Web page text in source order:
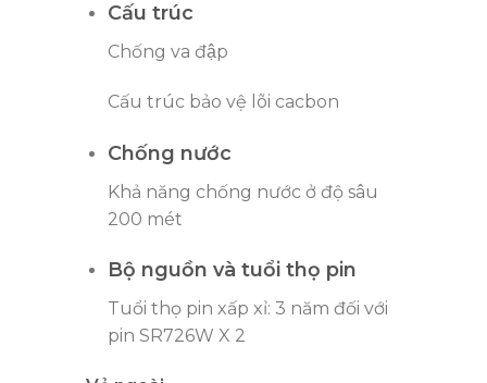
Cấu trúc
Chống va đập
Cấu trúc bảo vệ lõi cacbon
Chống nước
Khả năng chống nước ở độ sâu
200 mét
Bộ nguồn và tuổi thọ pin
Tuổi thọ pin xấp xỉ: 3 năm đối với
pin SR726W X 2